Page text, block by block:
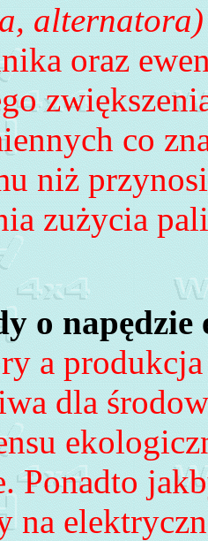
alternatora)
oraz
co
niż
zużycia
o
a
dla
Ponadto
na